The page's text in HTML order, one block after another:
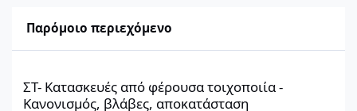
Παρόμοιο περιεχόμενο
ΣΤ- Κατασκευές από φέρουσα τοιχοποιία -
Κανονισμός, βλάβες, αποκατάσταση